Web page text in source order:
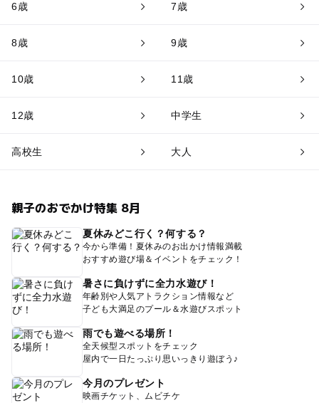
6歳 7歳
8歳 9歳
10歳 11歳
12歳 中学生
高校生 大人
親子のおでかけ特集 8月
夏休みどこ行く？何する？
今から準備！夏休みのお出かけ情報満載
おすすめ遊び場＆イベントをチェック！
暑さに負けずに全力水遊び！
年齢別や人気アトラクション情報など
子ども大満足のプール＆水遊びスポット
雨でも遊べる場所！
全天候型スポットをチェック
屋内で一日たっぷり思いっきり遊ぼう♪
今月のプレゼント
映画チケット、ムビチケ